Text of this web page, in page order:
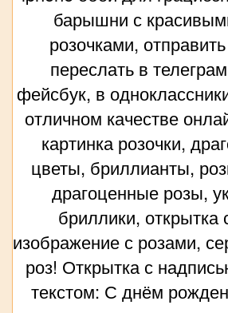
барышни с
розочками,
переслать в
фейсбук, в
отличном качестве
картинка розочки,
цветы, бриллианты,
драгоценные розы,
бриллики, открытка
изображение с розами,
роз! Открытка с
текстом: С днём